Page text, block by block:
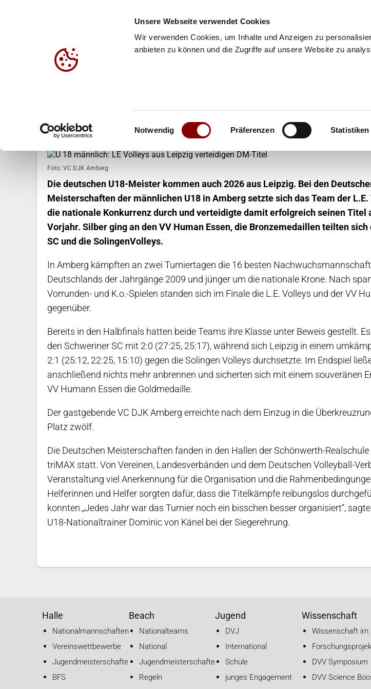
Unsere Webseite verwendet Cookies
Wir verwenden Cookies, um Inhalte und Anzeigen zu
anbieten zu können und die Zugriffe auf unsere Website zu
Einwilligungsauswahl
Notwendig Präferenzen Statistiken
U 18 männlich: LE Volleys aus Leipzig verteidigen DM-Titel
Foto: VC DJK Amberg
Die deutschen U18-Meister kommen auch 2026 aus Leipzig. Bei den
Meisterschaften der männlichen U18 in Amberg setzte sich das Team der
die nationale Konkurrenz durch und verteidigte damit erfolgreich seinen Titel
Vorjahr. Silber ging an den VV Human Essen, die Bronzemedaillen teilten
SC und die SolingenVolleys.
In Amberg kämpften an zwei Turniertagen die 16 besten
Deutschlands der Jahrgänge 2009 und jünger um die nationale Krone. Nach
Vorrunden- und K.o.-Spielen standen sich im Finale die L.E. Volleys und der VV
gegenüber.
Bereits in den Halbfinals hatten beide Teams ihre Klasse unter Beweis gestellt.
den Schweriner SC mit 2:0 (27:25, 25:17), während sich Leipzig in einem
2:1 (25:12, 22:25, 15:10) gegen die Solingen Volleys durchsetzte. Im Endspiel
anschließend nichts mehr anbrennen und sicherten sich mit einem souveränen
VV Humann Essen die Goldmedaille.
Der gastgebende VC DJK Amberg erreichte nach dem Einzug in die
Platz zwölf.
Die Deutschen Meisterschaften fanden in den Hallen der Schönwerth-
triMAX statt. Von Vereinen, Landesverbänden und dem Deutschen Volleyball-
Veranstaltung viel Anerkennung für die Organisation und die
Helferinnen und Helfer sorgten dafür, dass die Titelkämpfe reibungslos
konnten.„Jedes Jahr war das Turnier noch ein bisschen besser organisiert“,
U18-Nationaltrainer Dominic von Känel bei der Siegerehrung.
Halle
Nationalmannschaften
Vereinswettbewerbe
Jugendmeisterschaften
BFS
Beach
Nationalteams
National
Jugendmeisterschaften
Regeln
Jugend
DVJ
International
Schule
junges Engagement
Wissenschaft
Wissenschaft im
DVV Symposium
DVV Science